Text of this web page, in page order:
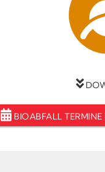
BIOABFALL TERMINE